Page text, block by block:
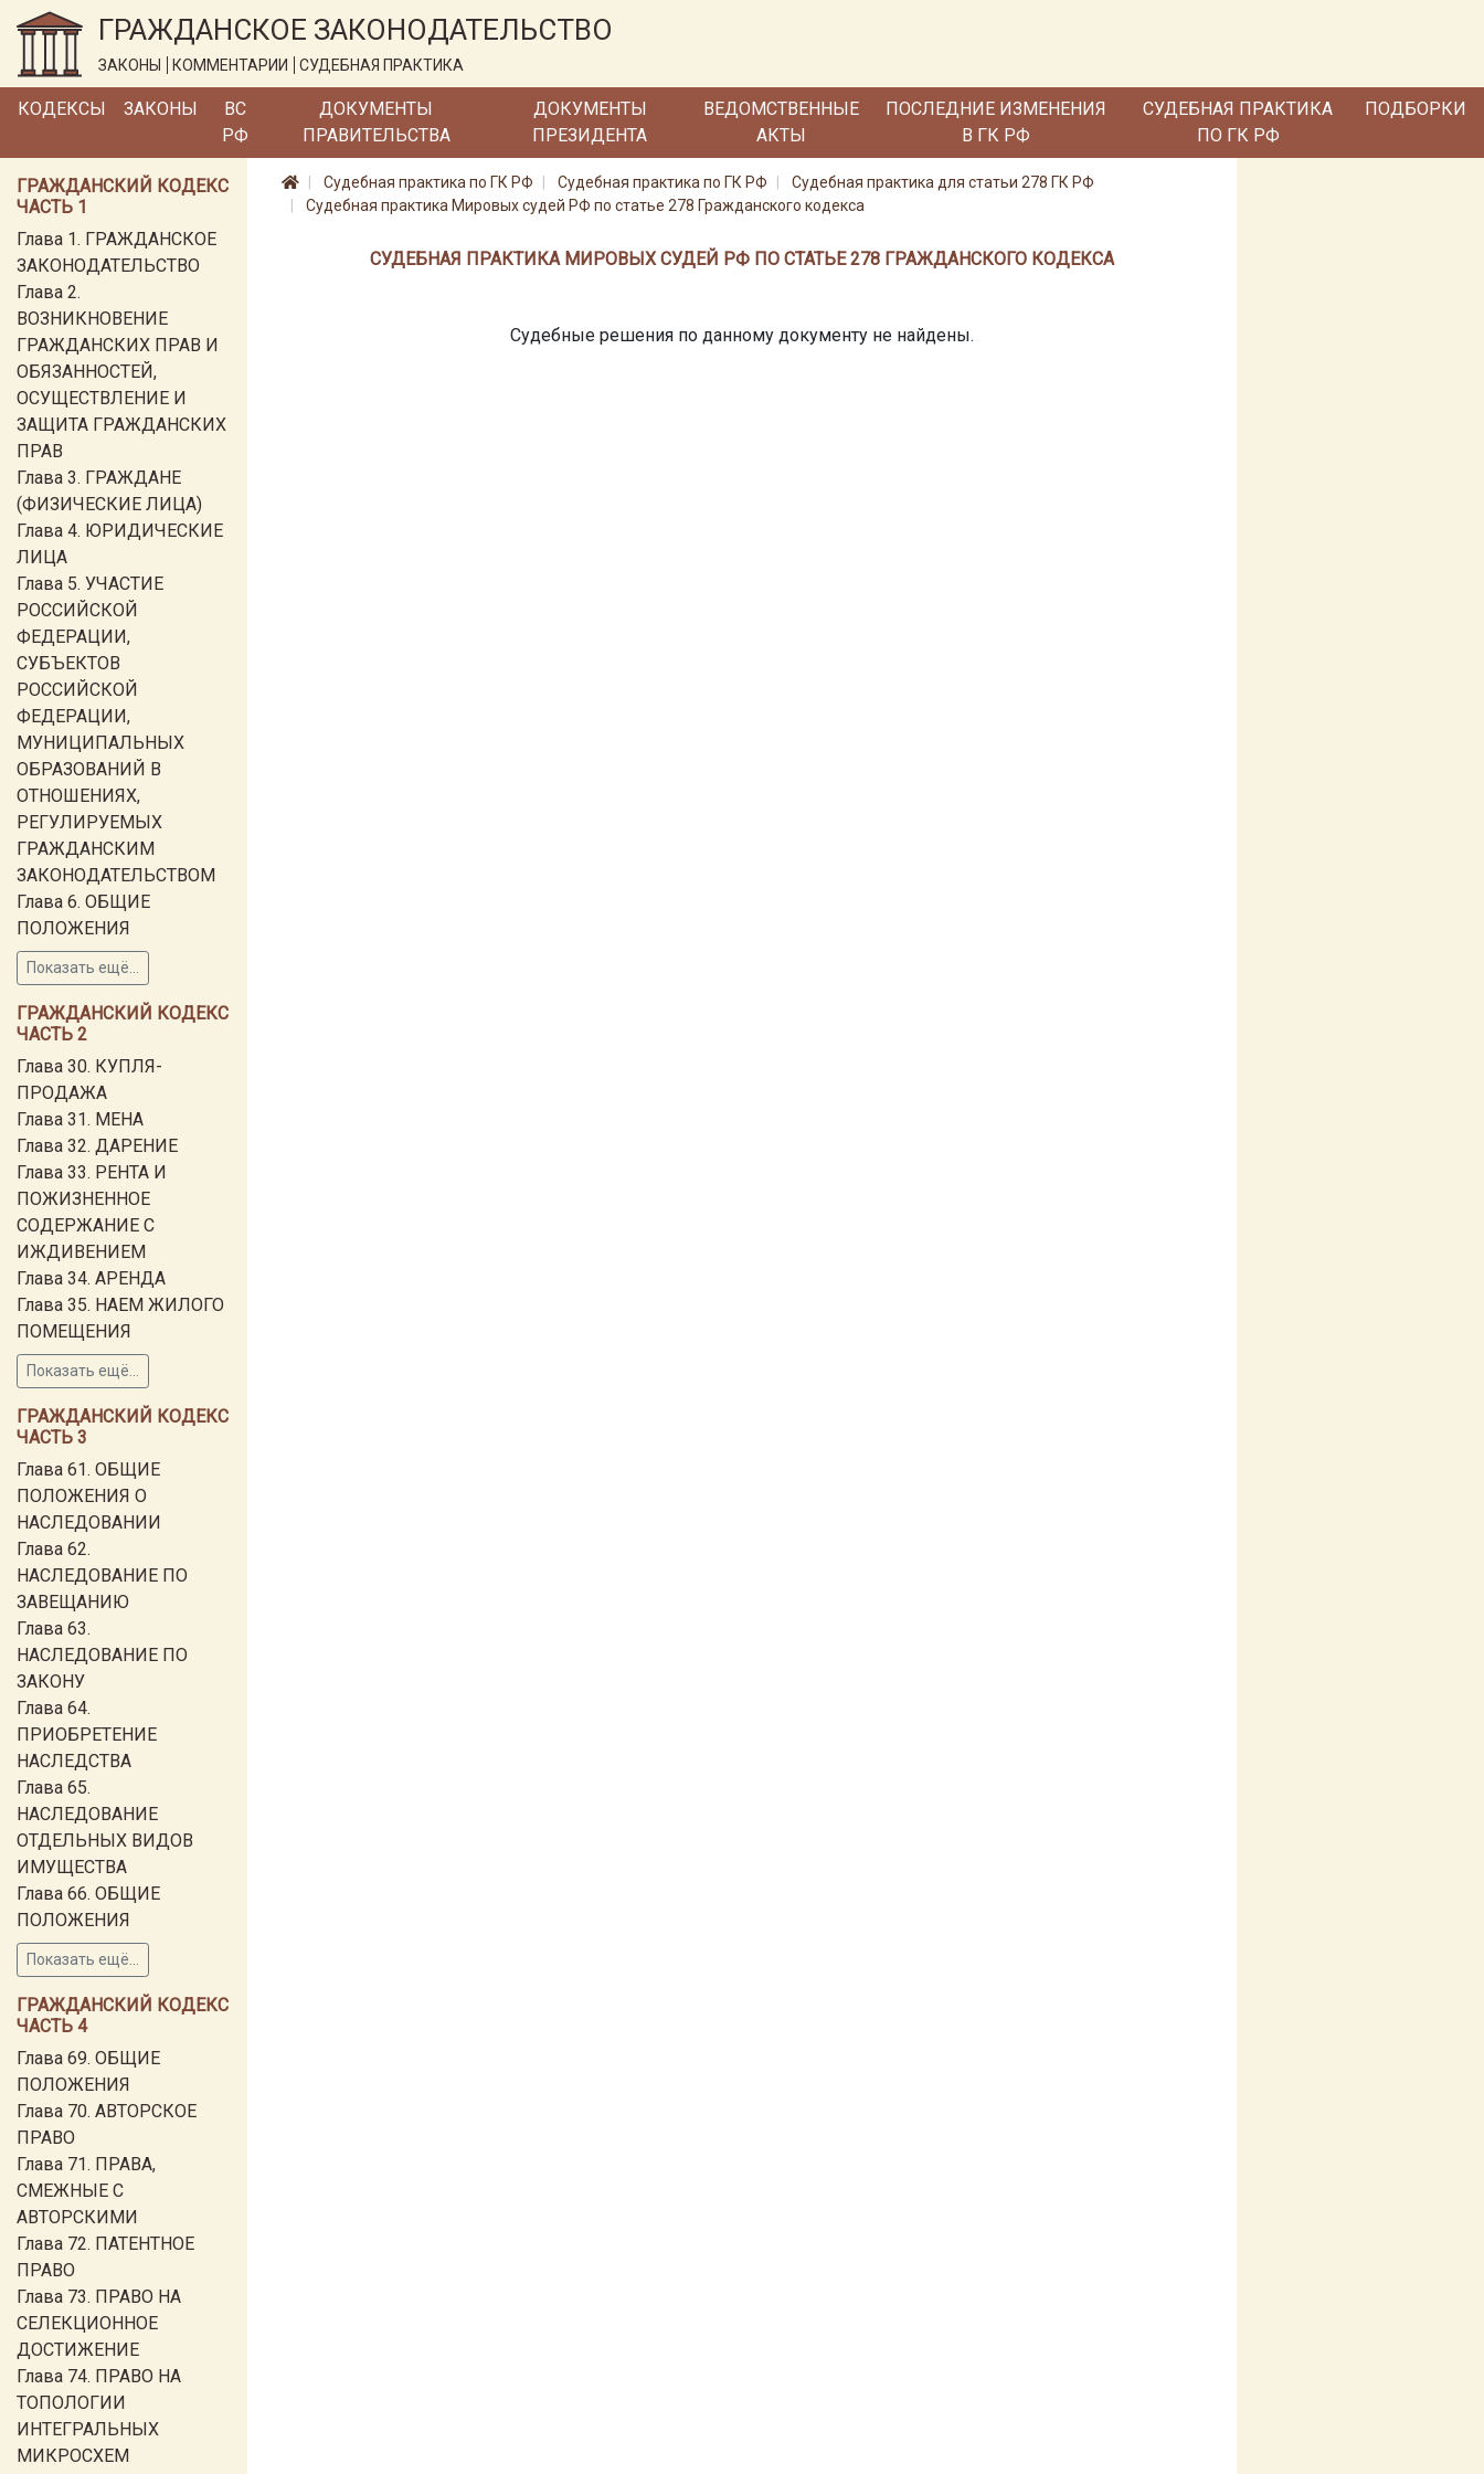
ГРАЖДАНСКОЕ ЗАКОНОДАТЕЛЬСТВО
ЗАКОНЫ КОММЕНТАРИИ СУДЕБНАЯ ПРАКТИКА
КОДЕКСЫ ЗАКОНЫ
ВС
РФ
ДОКУМЕНТЫ
ПРАВИТЕЛЬСТВА
ДОКУМЕНТЫ
ПРЕЗИДЕНТА
ВЕДОМСТВЕННЫЕ
АКТЫ
ПОСЛЕДНИЕ ИЗМЕНЕНИЯ
В ГК РФ
СУДЕБНАЯ ПРАКТИКА
ПО ГК РФ
ПОДБОРКИ
ГРАЖДАНСКИЙ КОДЕКС
ЧАСТЬ 1
Глава 1. ГРАЖДАНСКОЕ
ЗАКОНОДАТЕЛЬСТВО
Глава 2.
ВОЗНИКНОВЕНИЕ
ГРАЖДАНСКИХ ПРАВ И
ОБЯЗАННОСТЕЙ,
ОСУЩЕСТВЛЕНИЕ И
ЗАЩИТА ГРАЖДАНСКИХ
ПРАВ
Глава 3. ГРАЖДАНЕ
(ФИЗИЧЕСКИЕ ЛИЦА)
Глава 4. ЮРИДИЧЕСКИЕ
ЛИЦА
Глава 5. УЧАСТИЕ
РОССИЙСКОЙ
ФЕДЕРАЦИИ,
СУБЪЕКТОВ
РОССИЙСКОЙ
ФЕДЕРАЦИИ,
МУНИЦИПАЛЬНЫХ
ОБРАЗОВАНИЙ В
ОТНОШЕНИЯХ,
РЕГУЛИРУЕМЫХ
ГРАЖДАНСКИМ
ЗАКОНОДАТЕЛЬСТВОМ
Глава 6. ОБЩИЕ
ПОЛОЖЕНИЯ
Показать ещё...
ГРАЖДАНСКИЙ КОДЕКС
ЧАСТЬ 2
Глава 30. КУПЛЯ-
ПРОДАЖА
Глава 31. МЕНА
Глава 32. ДАРЕНИЕ
Глава 33. РЕНТА И
ПОЖИЗНЕННОЕ
СОДЕРЖАНИЕ С
ИЖДИВЕНИЕМ
Глава 34. АРЕНДА
Глава 35. НАЕМ ЖИЛОГО
ПОМЕЩЕНИЯ
Показать ещё...
ГРАЖДАНСКИЙ КОДЕКС
ЧАСТЬ 3
Глава 61. ОБЩИЕ
ПОЛОЖЕНИЯ О
НАСЛЕДОВАНИИ
Глава 62.
НАСЛЕДОВАНИЕ ПО
ЗАВЕЩАНИЮ
Глава 63.
НАСЛЕДОВАНИЕ ПО
ЗАКОНУ
Глава 64.
ПРИОБРЕТЕНИЕ
НАСЛЕДСТВА
Глава 65.
НАСЛЕДОВАНИЕ
ОТДЕЛЬНЫХ ВИДОВ
ИМУЩЕСТВА
Глава 66. ОБЩИЕ
ПОЛОЖЕНИЯ
Показать ещё...
ГРАЖДАНСКИЙ КОДЕКС
ЧАСТЬ 4
Глава 69. ОБЩИЕ
ПОЛОЖЕНИЯ
Глава 70. АВТОРСКОЕ
ПРАВО
Глава 71. ПРАВА,
СМЕЖНЫЕ С
АВТОРСКИМИ
Глава 72. ПАТЕНТНОЕ
ПРАВО
Глава 73. ПРАВО НА
СЕЛЕКЦИОННОЕ
ДОСТИЖЕНИЕ
Глава 74. ПРАВО НА
ТОПОЛОГИИ
ИНТЕГРАЛЬНЫХ
МИКРОСХЕМ
Судебная практика по ГК РФ Судебная практика по ГК РФ
Судебная практика для статьи 278 ГК РФ
Судебная практика Мировых судей РФ по статье 278 Гражданского кодекса
СУДЕБНАЯ ПРАКТИКА МИРОВЫХ СУДЕЙ РФ ПО СТАТЬЕ 278 ГРАЖДАНСКОГО КОДЕКСА
Судебные решения по данному документу не найдены.